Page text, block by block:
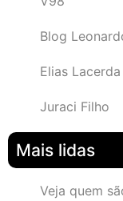
Blog
Elias Lacerda
Juraci Filho
Mais lidas
Veja quem